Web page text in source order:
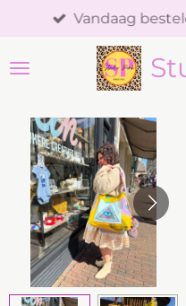
naar
Vandaag